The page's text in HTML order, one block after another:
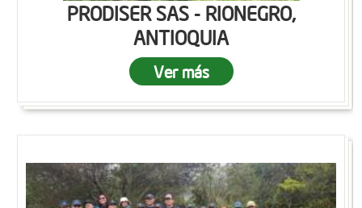
PRODISER SAS - RIONEGRO,
ANTIOQUIA
Ver más